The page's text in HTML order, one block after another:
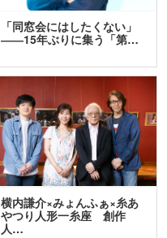
「同窓会にはしたくない」
――15年ぶりに集う「第…
横内謙介×みょんふぁ×糸あ
やつり人形一糸座 創作
人…